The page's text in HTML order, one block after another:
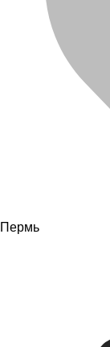
Пермь